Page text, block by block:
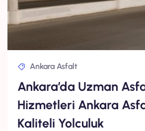
Ankara Asfalt
Ankara’da Uzman
Hizmetleri Ankara
Kaliteli Yolculuk